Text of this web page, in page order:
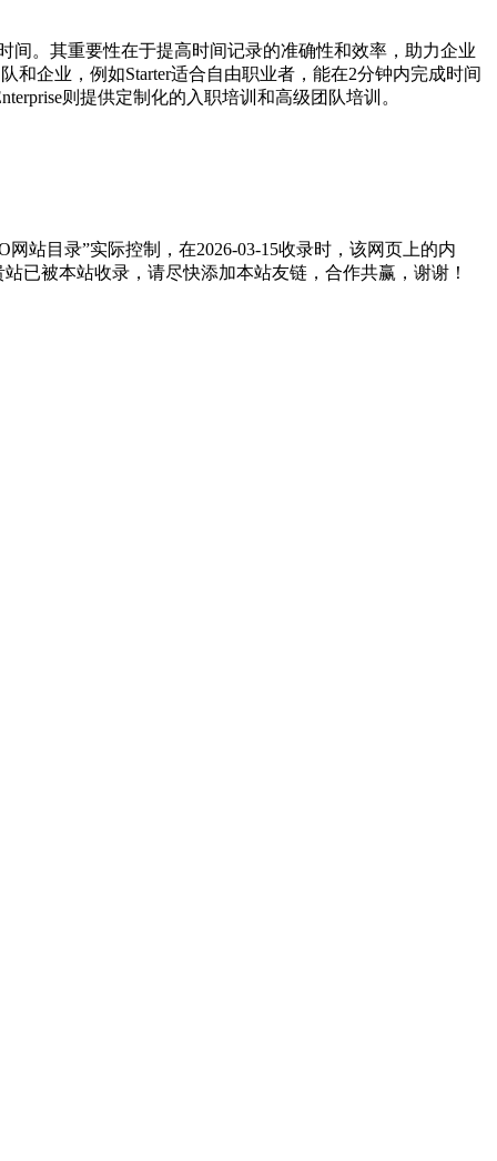
间。其重要性在于提高时间记录的准确性和效率，助力企业
和企业，例如Starter适合自由职业者，能在2分钟内完成时间
则提供定制化的入职培训和高级团队培训。
站目录”实际控制，在2026-03-15收录时，该网页上的内
已被本站收录，请尽快添加本站友链，合作共赢，谢谢！